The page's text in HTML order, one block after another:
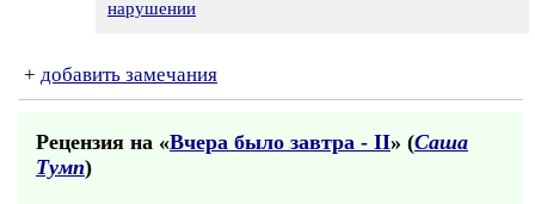
нарушении
+ добавить замечания
Рецензия на «Вчера было завтра - II» (Саша
Тумп)